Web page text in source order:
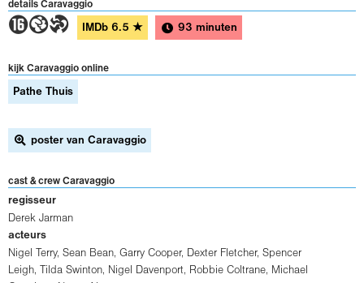
details Caravaggio
6GT IMDb 6.5 ★ 93 minuten
kijk Caravaggio online
Pathe Thuis
poster van Caravaggio
cast & crew Caravaggio
regisseur
Derek Jarman
acteurs
Nigel Terry, Sean Bean, Garry Cooper, Dexter Fletcher, Spencer
Leigh, Tilda Swinton, Nigel Davenport, Robbie Coltrane,
Michael